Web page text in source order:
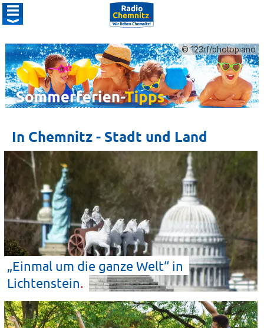
© 123rf/photopiano
In Chemnitz - Stadt und Land
„Einmal um die ganze Welt“ in
Lichtenstein